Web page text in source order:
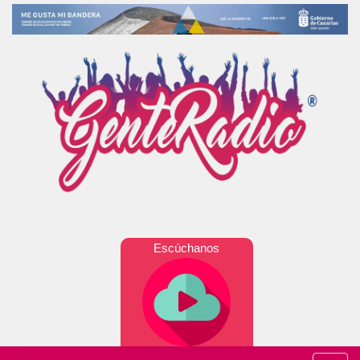
Escúchanos